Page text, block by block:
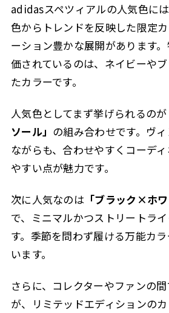
adidasスペツィアルの人気色に
色からトレンドを反映した限定
ーション豊かな展開があります
価されているのは、ネイビーや
たカラーです。
人気色としてまず挙げられるのが
ソール」 の組み合わせです。ヴ
ながらも、合わせやすくコーデ
やすい点が魅力です。
次に人気なのは 「ブラック×ホワ
で、ミニマルかつストリートラ
す。季節を問わず履ける万能カ
います。
さらに、コレクターやファンの
が、リミテッドエディションの